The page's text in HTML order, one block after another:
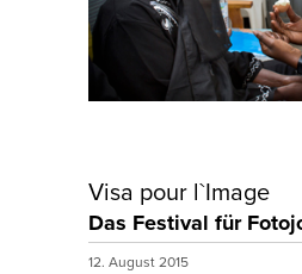
Visa pour l`Image
Das Festival für
12. August 2015